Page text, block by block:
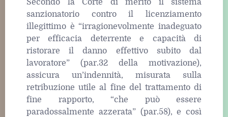
Secondo la Corte di merito il sistema
sanzionatorio contro il licenziamento
illegittimo è “irragionevolmente inadeguato
per efficacia deterrente e capacità di
ristorare il danno effettivo subito dal
lavoratore” (par.32 della motivazione),
assicura un’indennità, misurata sulla
retribuzione utile al fine del trattamento di
fine rapporto, “che può essere
paradossalmente azzerata” (par.58), e così